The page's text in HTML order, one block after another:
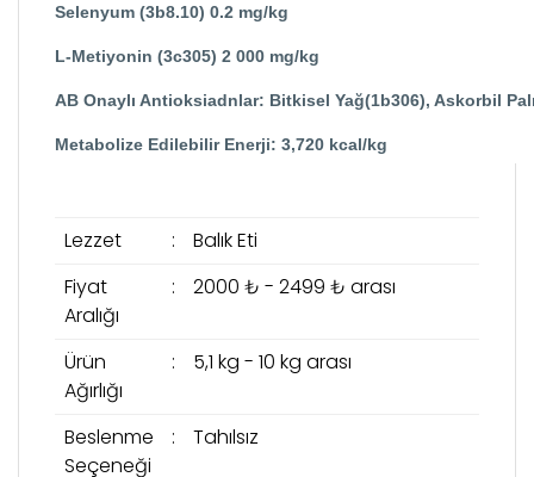
Selenyum (3b8.10) 0.2 mg/kg
L-Metiyonin (3c305) 2 000 mg/kg
AB Onaylı Antioksiadnlar: Bitkisel Yağ(1b306), Askorbil
Metabolize Edilebilir Enerji: 3,720 kcal/kg
Lezzet :
Balık Eti
Fiyat
Aralığı
: 2000 ₺ - 2499 ₺ arası
Ürün
Ağırlığı
: 5,1 kg - 10 kg arası
Beslenme
Seçeneği
: Tahılsız